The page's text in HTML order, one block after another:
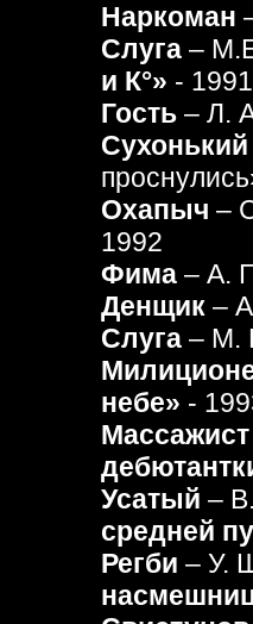
Наркоман
Слуга –
и К°» - 1991
Гость – Л.
Охапыч –
1992
Фима – А.
Денщик –
Слуга – М.
небе» -
Массажист
Усатый –
средней
Регби – У.